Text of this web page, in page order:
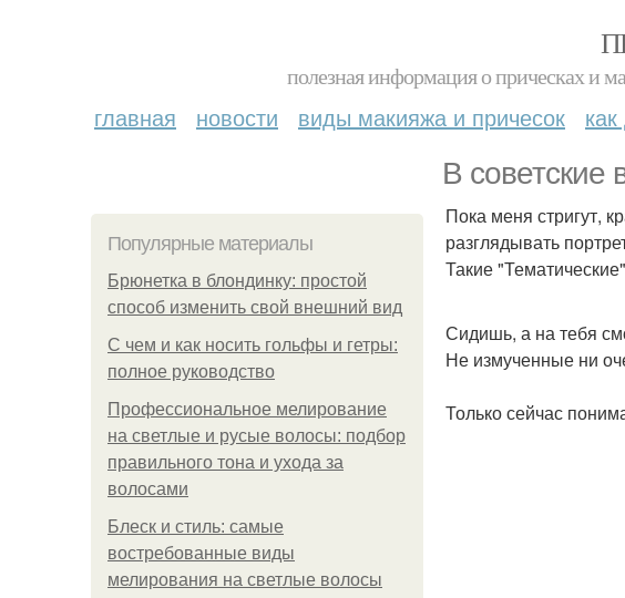
полезная информация о прическах и
главная новости виды макияжа и причесок
В советские
Популярные материалы
Брюнетка в блондинку: простой
способ изменить свой внешний вид
С чем и как носить гольфы и гетры:
полное руководство
Профессиональное мелирование
на светлые и русые волосы: подбор
правильного тона и ухода за
волосами
Блеск и стиль: самые
востребованные виды
мелирования на светлые волосы
Пока меня стригут,
разглядывать
Такие
Сидишь, а на тебя
Не измученные ни
Только сейчас